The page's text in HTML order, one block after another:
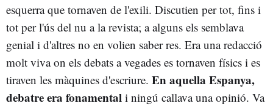
esquerra que tornaven de l'exili. Discutien per tot, fins i
tot per l'ús del nu a la revista; a alguns els semblava
genial i d'altres no en volien saber res. Era una redacció
molt viva on els debats a vegades es tornaven físics i es
tiraven les màquines d'escriure. En aquella Espanya,
debatre era fonamental i ningú callava una opinió. Va